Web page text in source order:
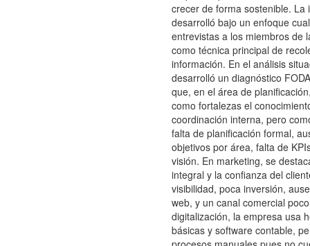
crecer de forma sostenible. La
desarrolló bajo un enfoque
entrevistas a los miembros de
como técnica principal de
información. En el análisis
desarrolló un diagnóstico
que, en el área de
como fortalezas el
coordinación interna, pero
falta de planificación formal,
objetivos por área, falta de
visión. En marketing, se
integral y la confianza del
visibilidad, poca inversión,
web, y un canal comercial
digitalización, la empresa usa
básicas y software contable,